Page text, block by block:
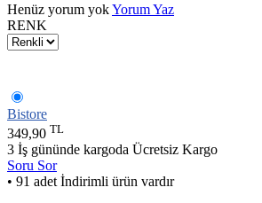
Henüz yorum yokYorum Yaz
RENK
Bistore
349,90 TL
3 İş gününde kargoda Ücretsiz Kargo
Soru Sor
• 91 adet İndirimli ürün vardır